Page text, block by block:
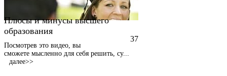
Плюсы и минусы высшего
образования
37
Посмотрев это видео, вы
сможете мысленно для себя решить, су...
далее>>